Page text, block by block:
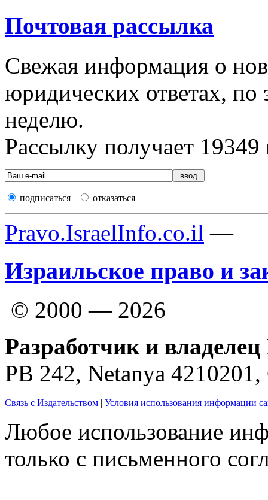
Почтовая рассылка
Свежая информация о
юридических ответах, по
неделю.
Рассылку получает 19349
подписаться отказаться
Pravo.IsraelInfo.co.il —
Израильское право и
© 2000 — 2026
Разработчик и
PB 242, Netanya
Связь с Издательством | Условия использования информации
Любое использование
только с письменного